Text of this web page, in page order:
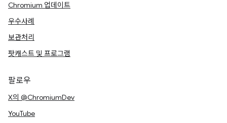
Chromium 업데이트
우수사례
보관처리
팟캐스트 및 프로그램
팔로우
X의 @ChromiumDev
YouTube